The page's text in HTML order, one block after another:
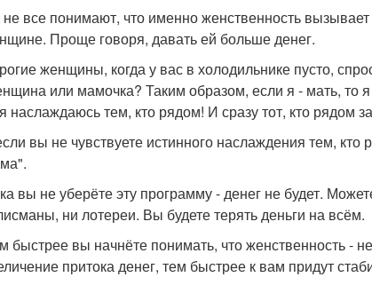
все понимают, что именно женственность вызывает
Проще говоря, давать ей больше денег.
женщины, когда у вас в холодильнике пусто,
или мамочка? Таким образом, если я - мать, то
наслаждаюсь тем, кто рядом! И сразу тот, кто рядом
вы не чувствуете истинного наслаждения тем,
вы не уберёте эту программу - денег не будет.
ни лотереи. Вы будете терять деньги на всём.
быстрее вы начнёте понимать, что женственность -
притока денег, тем быстрее к вам придут